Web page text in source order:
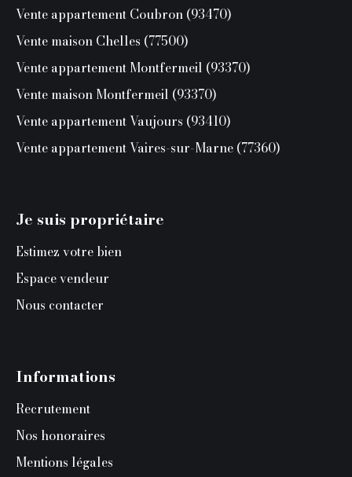
Vente appartement Coubron (93470)
Vente maison Chelles (77500)
Vente appartement Montfermeil (93370)
Vente maison Montfermeil (93370)
Vente appartement Vaujours (93410)
Vente appartement Vaires-sur-Marne (77360)
Je suis propriétaire
Estimez votre bien
Espace vendeur
Nous contacter
Informations
Recrutement
Nos honoraires
Mentions légales